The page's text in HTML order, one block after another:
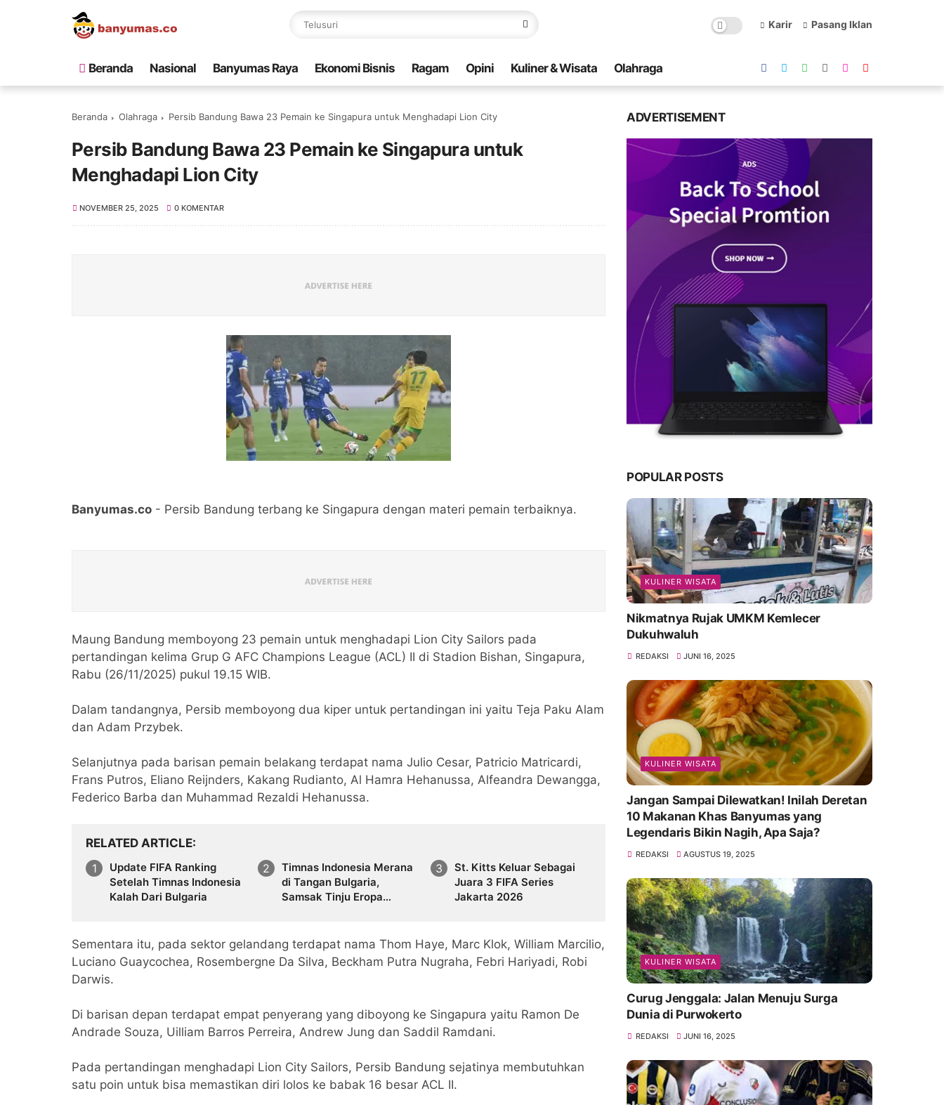
Karir Pasang Iklan
Beranda Nasional Banyumas Raya Ekonomi Bisnis Ragam Opini Kuliner & Wisata Olahraga
Beranda Olahraga Persib Bandung Bawa 23 Pemain ke Singapura untuk Menghadapi Lion City
Persib Bandung Bawa 23 Pemain ke Singapura untuk
Menghadapi Lion City
NOVEMBER 25, 2025 0 KOMENTAR
Banyumas.co - Persib Bandung terbang ke Singapura dengan materi pemain terbaiknya.
Maung Bandung memboyong 23 pemain untuk menghadapi Lion City Sailors pada
pertandingan kelima Grup G AFC Champions League (ACL) II di Stadion Bishan, Singapura,
Rabu (26/11/2025) pukul 19.15 WIB.
Dalam tandangnya, Persib memboyong dua kiper untuk pertandingan ini yaitu Teja Paku Alam
dan Adam Przybek.
Selanjutnya pada barisan pemain belakang terdapat nama Julio Cesar, Patricio Matricardi,
Frans Putros, Eliano Reijnders, Kakang Rudianto, Al Hamra Hehanussa, Alfeandra Dewangga,
Federico Barba dan Muhammad Rezaldi Hehanussa.
RELATED ARTICLE
Update FIFA Ranking
Setelah Timnas Indonesia
Kalah Dari Bulgaria
Timnas Indonesia Merana
di Tangan Bulgaria,
Samsak Tinju Eropa
St. Kitts Keluar Sebagai
Juara 3 FIFA Series
Jakarta 2026
Sementara itu, pada sektor gelandang terdapat nama Thom Haye, Marc Klok, William Marcilio,
Luciano Guaycochea, Rosembergne Da Silva, Beckham Putra Nugraha, Febri Hariyadi, Robi
Darwis.
Di barisan depan terdapat empat penyerang yang diboyong ke Singapura yaitu Ramon De
Andrade Souza, Uilliam Barros Perreira, Andrew Jung dan Saddil Ramdani.
Pada pertandingan menghadapi Lion City Sailors, Persib Bandung sejatinya membutuhkan
satu poin untuk bisa memastikan diri lolos ke babak 16 besar ACL II.
ADVERTISEMENT
POPULAR POSTS
KULINER WISATA
Nikmatnya Rujak UMKM Kemlecer
Dukuhwaluh
REDAKSI JUNI 16, 2025
KULINER WISATA
Jangan Sampai Dilewatkan! Inilah Deretan
10 Makanan Khas Banyumas yang
Legendaris Bikin Nagih, Apa Saja?
REDAKSI AGUSTUS 19, 2025
KULINER WISATA
Curug Jenggala: Jalan Menuju Surga
Dunia di Purwokerto
REDAKSI JUNI 16, 2025